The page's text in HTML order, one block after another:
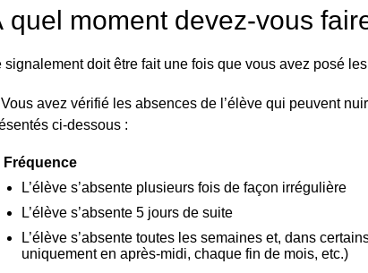
quel moment devez-vous
signalement doit être fait une fois que vous avez posé les
avez vérifié les absences de l’élève qui peuvent
ci-dessous :
Fréquence
L’élève s’absente plusieurs fois de façon irrégulière
L’élève s’absente 5 jours de suite
L’élève s’absente toutes les semaines et, dans
uniquement en après-midi, chaque fin de mois, etc.)